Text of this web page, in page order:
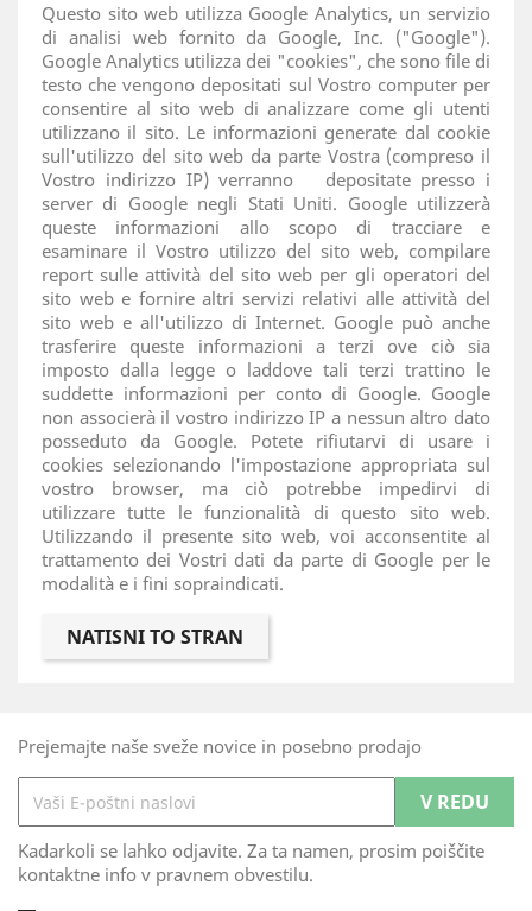
Questo sito web utilizza Google Analytics, un servizio
di analisi web fornito da Google, Inc. ("Google").
Google Analytics utilizza dei "cookies", che sono file di
testo che vengono depositati sul Vostro computer per
consentire al sito web di analizzare come gli utenti
utilizzano il sito. Le informazioni generate dal cookie
sull'utilizzo del sito web da parte Vostra (compreso il
Vostro indirizzo IP) verranno depositate presso i
server di Google negli Stati Uniti. Google utilizzerà
queste informazioni allo scopo di tracciare e
esaminare il Vostro utilizzo del sito web, compilare
report sulle attività del sito web per gli operatori del
sito web e fornire altri servizi relativi alle attività del
sito web e all'utilizzo di Internet. Google può anche
trasferire queste informazioni a terzi ove ciò sia
imposto dalla legge o laddove tali terzi trattino le
suddette informazioni per conto di Google. Google
non associerà il vostro indirizzo IP a nessun altro dato
posseduto da Google. Potete rifiutarvi di usare i
cookies selezionando l'impostazione appropriata sul
vostro browser, ma ciò potrebbe impedirvi di
utilizzare tutte le funzionalità di questo sito web.
Utilizzando il presente sito web, voi acconsentite al
trattamento dei Vostri dati da parte di Google per le
modalità e i fini sopraindicati.
Prejemajte naše sveže novice in posebno prodajo
Kadarkoli se lahko odjavite. Za ta namen, prosim poiščite
kontaktne info v pravnem obvestilu.